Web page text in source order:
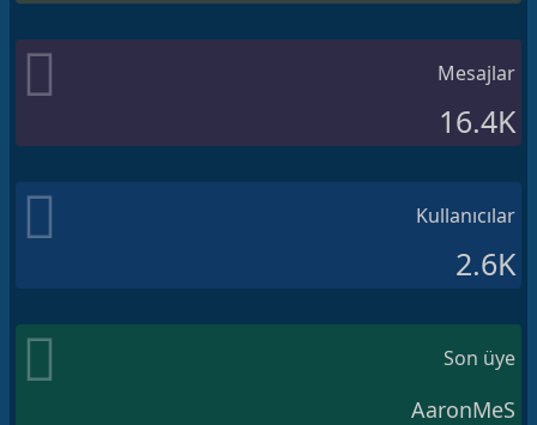
Mesajlar
16.4K
Kullanıcılar
2.6K
Son üye
AaronMeS